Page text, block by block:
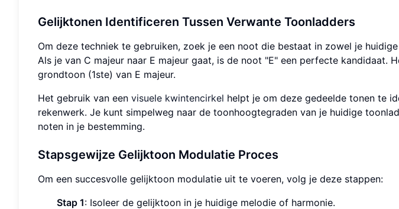
Gelijktonen Identificeren Tussen Verwante Toonladders
Om deze techniek te gebruiken, zoek je een noot die bestaat in zowel je
Als je van C majeur naar E majeur gaat, is de noot "E" een perfecte kandidaat.
grondtoon (1ste) van E majeur.
Het gebruik van een visuele kwintencirkel helpt je om deze gedeelde tonen te
rekenwerk. Je kunt simpelweg naar de toonhoogtegraden van je huidige
noten in je bestemming.
Stapsgewijze Gelijktoon Modulatie Proces
Om een succesvolle gelijktoon modulatie uit te voeren, volg je deze stappen:
Stap 1: Isoleer de gelijktoon in je huidige melodie of harmonie.